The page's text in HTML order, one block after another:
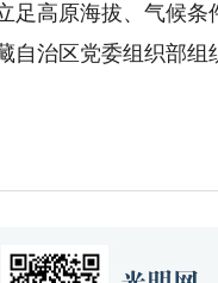
高原海拔、气候条
自治区党委组织部